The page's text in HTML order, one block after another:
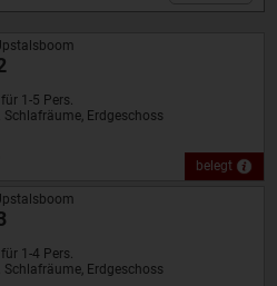
belegt
1-5 Pers.
Schlafräume, Erdgeschoss
1-4 Pers.
Schlafräume, Erdgeschoss